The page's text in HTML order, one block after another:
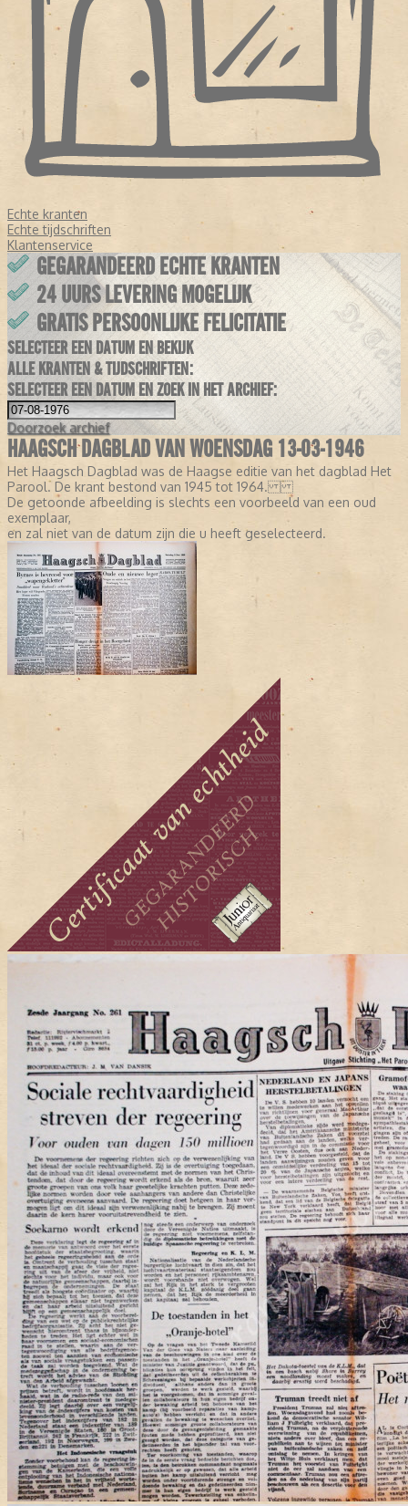
Echte kranten
Echte tijdschriften
Klantenservice
GEGARANDEERD ECHTE KRANTEN
24 UURS LEVERING MOGELIJK
GRATIS PERSOONLIJKE FELICITATIE
SELECTEER EEN DATUM EN BEKIJK
ALLE KRANTEN & TIJDSCHRIFTEN:
SELECTEER EEN DATUM EN ZOEK IN HET ARCHIEF:
Doorzoek archief
HAAGSCH DAGBLAD VAN WOENSDAG 13-03-1946
Het Haagsch Dagblad was de Haagse editie van het dagblad Het
Parool. De krant bestond van 1945 tot 1964.
De getoonde afbeelding is slechts een voorbeeld van een oud
exemplaar,
en zal niet van de datum zijn die u heeft geselecteerd.